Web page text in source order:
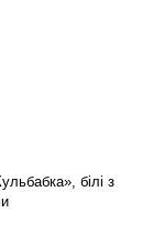
білі з